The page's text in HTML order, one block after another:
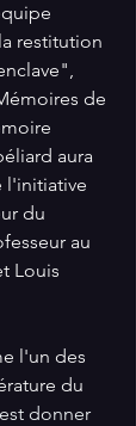
restitution
de
aura
l'initiative
du
au
Louis
l'un des
du
donner